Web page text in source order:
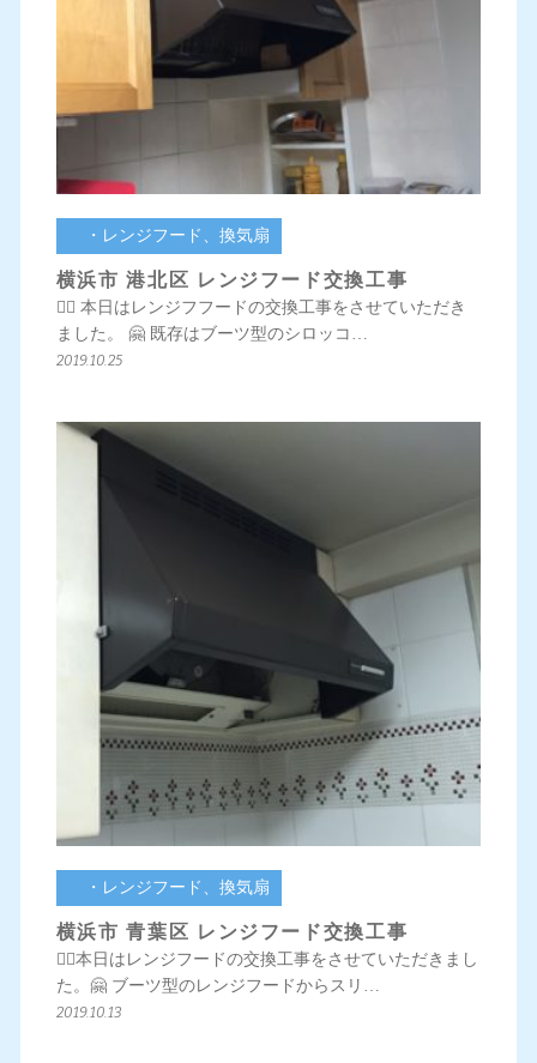
・レンジフード、換気扇
横浜市 港北区 レンジフード交換工事
💁‍♀️ 本日はレンジフフードの交換工事をさせていただき
ました。 🤗 既存はブーツ型のシロッコ…
2019.10.25
・レンジフード、換気扇
横浜市 青葉区 レンジフード交換工事
💁‍♀️本日はレンジフードの交換工事をさせていただきまし
た。🤗 ブーツ型のレンジフードからスリ…
2019.10.13